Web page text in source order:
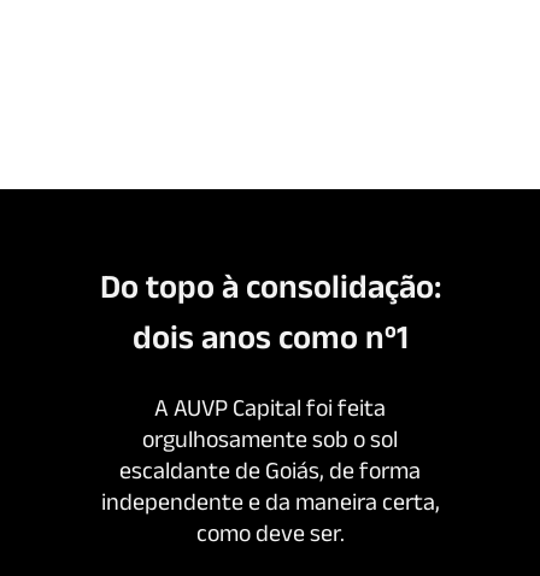
Do topo à consolidação:
dois anos como nº1
A AUVP Capital foi feita
orgulhosamente sob o sol
escaldante de Goiás, de forma
independente e da maneira certa,
como deve ser.